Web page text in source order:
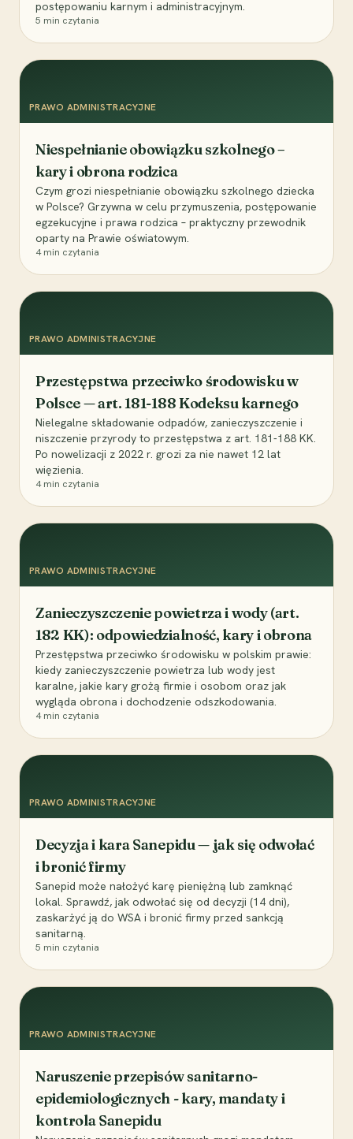
postępowaniu karnym i administracyjnym.
5 min czytania
PRAWO ADMINISTRACYJNE
Niespełnianie obowiązku szkolnego –
kary i obrona rodzica
Czym grozi niespełnianie obowiązku szkolnego dziecka
w Polsce? Grzywna w celu przymuszenia, postępowanie
egzekucyjne i prawa rodzica – praktyczny przewodnik
oparty na Prawie oświatowym.
4min czytania
PRAWO ADMINISTRACYJNE
Przestępstwa przeciwko środowisku w
Polsce — art. 181-188 Kodeksu karnego
Nielegalne składowanie odpadów, zanieczyszczenie i
niszczenie przyrody to przestępstwa z art. 181-188 KK.
Po nowelizacji z 2022 r. grozi za nie nawet 12 lat
więzienia.
4min czytania
PRAWO ADMINISTRACYJNE
Zanieczyszczenie powietrza i wody (art.
182 KK): odpowiedzialność, kary i obrona
Przestępstwa przeciwko środowisku w polskim prawie:
kiedy zanieczyszczenie powietrza lub wody jest
karalne, jakie kary grożą firmie i osobom oraz jak
wygląda obrona i dochodzenie odszkodowania.
4min czytania
PRAWO ADMINISTRACYJNE
Decyzja i kara Sanepidu — jak się odwołać
i bronić firmy
Sanepid może nałożyć karę pieniężną lub zamknąć
lokal. Sprawdź, jak odwołać się od decyzji (14 dni),
zaskarżyć ją do WSA i bronić firmy przed sankcją
sanitarną.
5 min czytania
PRAWO ADMINISTRACYJNE
Naruszenie przepisów sanitarno-
epidemiologicznych - kary, mandaty i
kontrola Sanepidu